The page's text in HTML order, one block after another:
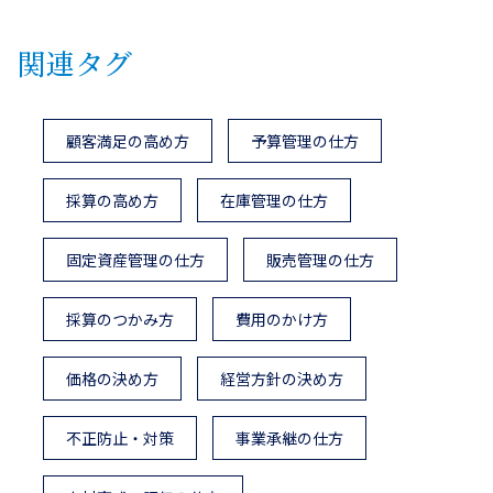
関連タグ
顧客満足の高め方 予算管理の仕方
採算の高め方 在庫管理の仕方
固定資産管理の仕方 販売管理の仕方
採算のつかみ方 費用のかけ方
価格の決め方 経営方針の決め方
不正防止・対策 事業承継の仕方